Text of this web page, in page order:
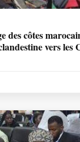
des côtes
vers les